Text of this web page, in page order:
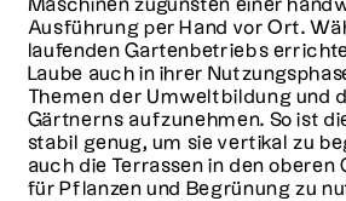
Maschinen zugunsten einer
Ausführung per Hand vor Ort.
laufenden Gartenbetriebs
Laube auch in ihrer
Themen der Umweltbildung und
Gärtnerns aufzunehmen. So ist
stabil genug, um sie vertikal zu
auch die Terrassen in den oberen
für Pflanzen und Begrünung zu